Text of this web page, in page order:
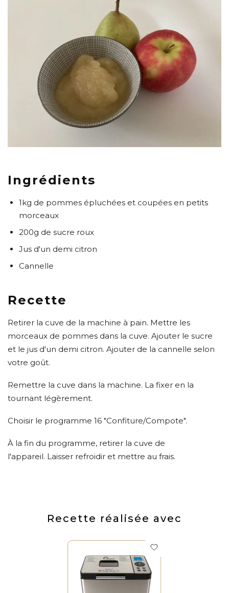
Ingrédients
1kg de pommes épluchées et coupées en petits
morceaux
200g de sucre roux
Jus d'un demi citron
Cannelle
Recette
Retirer la cuve de la machine à pain. Mettre les
morceaux de pommes dans la cuve. Ajouter le sucre
et le jus d'un demi citron. Ajouter de la cannelle selon
votre goût.
Remettre la cuve dans la machine. La fixer en la
tournant légèrement.
Choisir le programme 16 "Confiture/Compote".
À la fin du programme, retirer la cuve de
l'appareil. Laisser refroidir et mettre au frais.
Recette réalisée avec